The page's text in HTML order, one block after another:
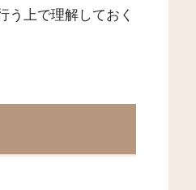
う上で理解しておく